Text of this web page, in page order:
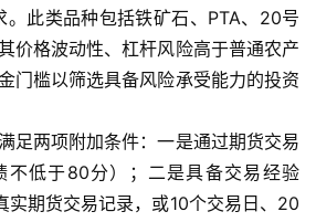
。此类品种包括铁矿石、PTA、20号
价格波动性、杠杆风险高于普通农产
门槛以筛选具备风险承受能力的投资
足两项附加条件：一是通过期货交易
不低于80分）；二是具备交易经验
实期货交易记录，或10个交易日、20